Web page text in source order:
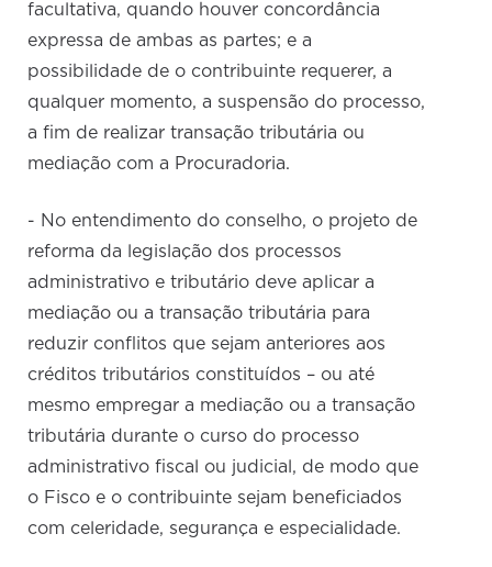
facultativa, quando houver concordância
expressa de ambas as partes; e a
possibilidade de o contribuinte requerer, a
qualquer momento, a suspensão do processo,
a fim de realizar transação tributária ou
mediação com a Procuradoria.
- No entendimento do conselho, o projeto de
reforma da legislação dos processos
administrativo e tributário deve aplicar a
mediação ou a transação tributária para
reduzir conflitos que sejam anteriores aos
créditos tributários constituídos – ou até
mesmo empregar a mediação ou a transação
tributária durante o curso do processo
administrativo fiscal ou judicial, de modo que
o Fisco e o contribuinte sejam beneficiados
com celeridade, segurança e especialidade.